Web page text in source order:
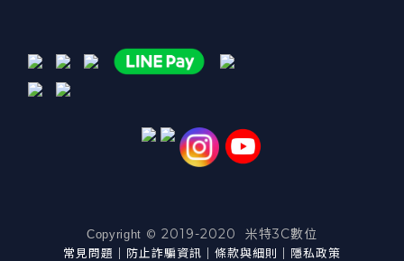
Copyright © 2019-2020 米特3C數位
常見問題 防止詐騙資訊 條款與細則 隱私政策